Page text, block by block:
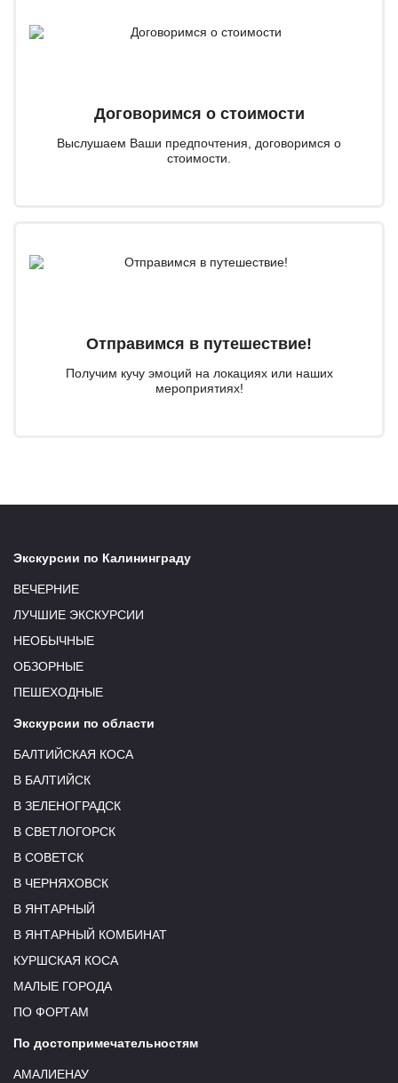
Договоримся о стоимости
Выслушаем Ваши предпочтения, договоримся о
стоимости.
Отправимся в путешествие!
Получим кучу эмоций на локациях или наших
мероприятиях!
Экскурсии по Калининграду
ВЕЧЕРНИЕ
ЛУЧШИЕ ЭКСКУРСИИ
НЕОБЫЧНЫЕ
ОБЗОРНЫЕ
ПЕШЕХОДНЫЕ
Экскурсии по области
БАЛТИЙСКАЯ КОСА
В БАЛТИЙСК
В ЗЕЛЕНОГРАДСК
В СВЕТЛОГОРСК
В СОВЕТСК
В ЧЕРНЯХОВСК
В ЯНТАРНЫЙ
В ЯНТАРНЫЙ КОМБИНАТ
КУРШСКАЯ КОСА
МАЛЫЕ ГОРОДА
ПО ФОРТАМ
По достопримечательностям
АМАЛИЕНАУ